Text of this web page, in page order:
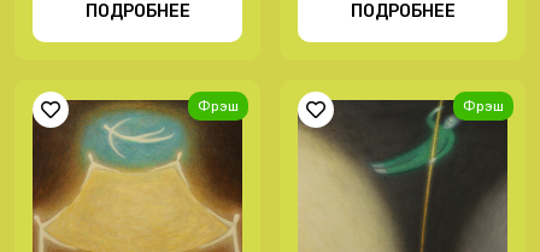
ПОДРОБНЕЕ ПОДРОБНЕЕ
Фрэш Фрэш